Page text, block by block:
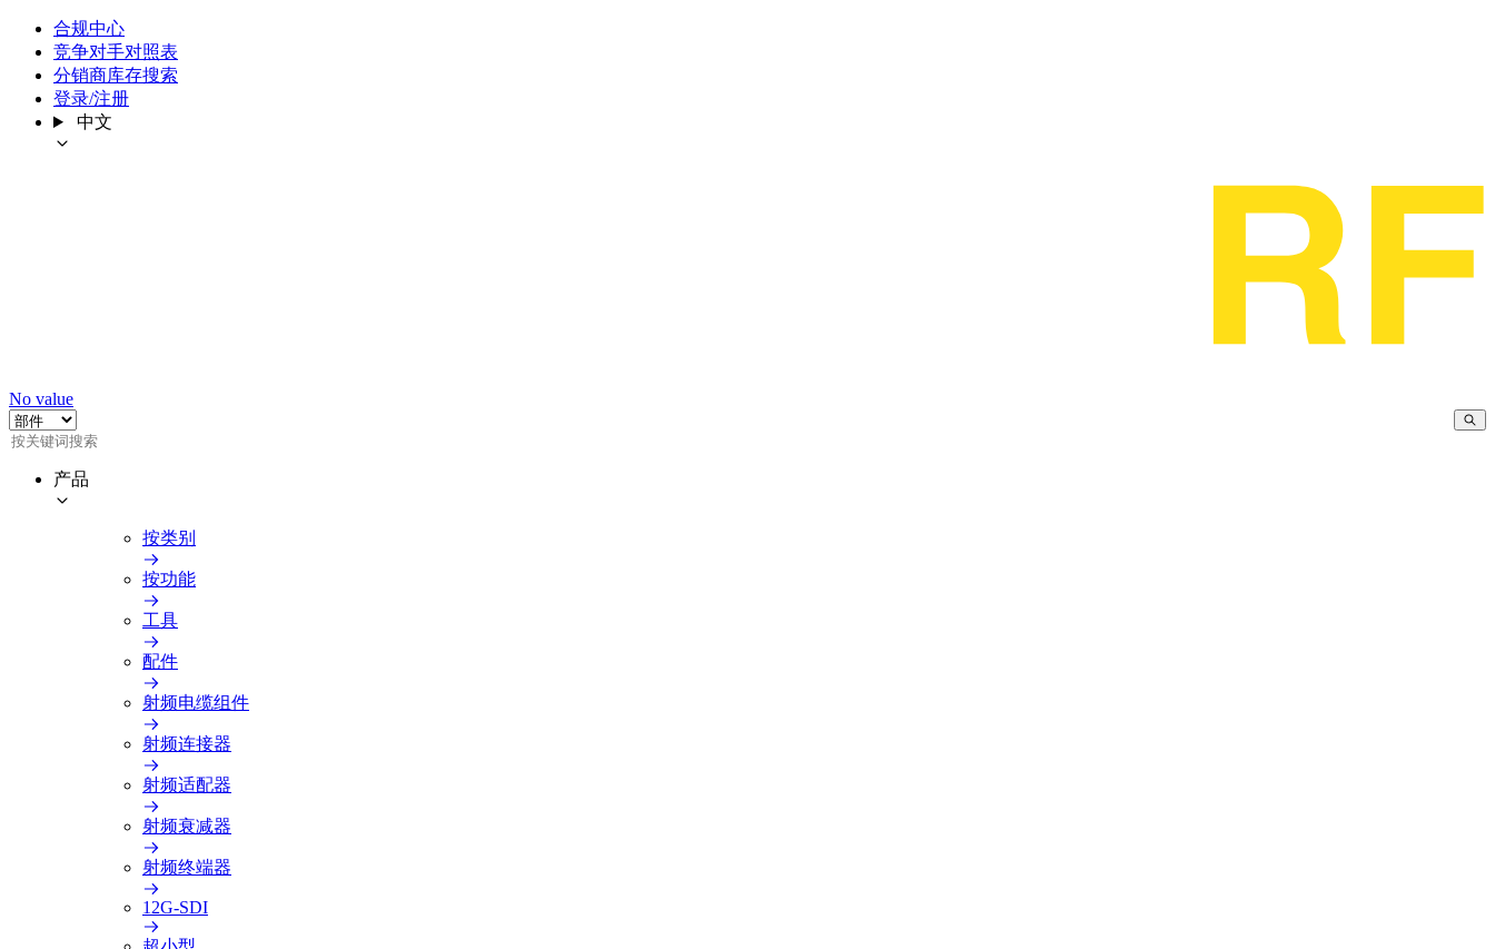
合规中心
竞争对手对照表
分销商库存搜索
登录/注册
中文
No value
产品
按类别
按功能
工具
配件
射频电缆组件
射频连接器
射频适配器
射频衰减器
射频终端器
12G-SDI